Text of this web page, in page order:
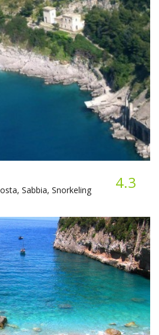
Sabbia, Snorkeling 4.3